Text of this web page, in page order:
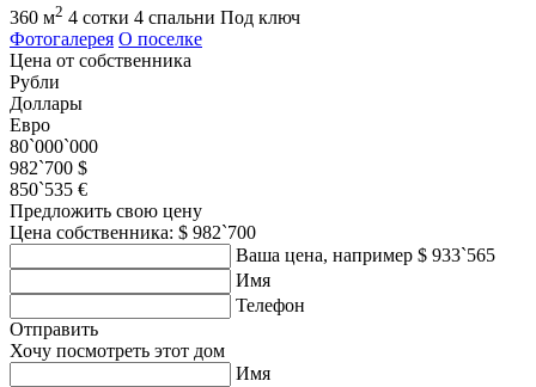
360 м2 4 сотки 4 спальни Под ключ
Фотогалерея О поселке
Цена от собственника
Рубли
Доллары
Евро
80`000`000
982`700 $
850`535 €
Предложить свою цену
Цена собственника: $ 982`700
Ваша цена, например $ 933`565
Имя
Телефон
Отправить
Хочу посмотреть этот дом
Имя